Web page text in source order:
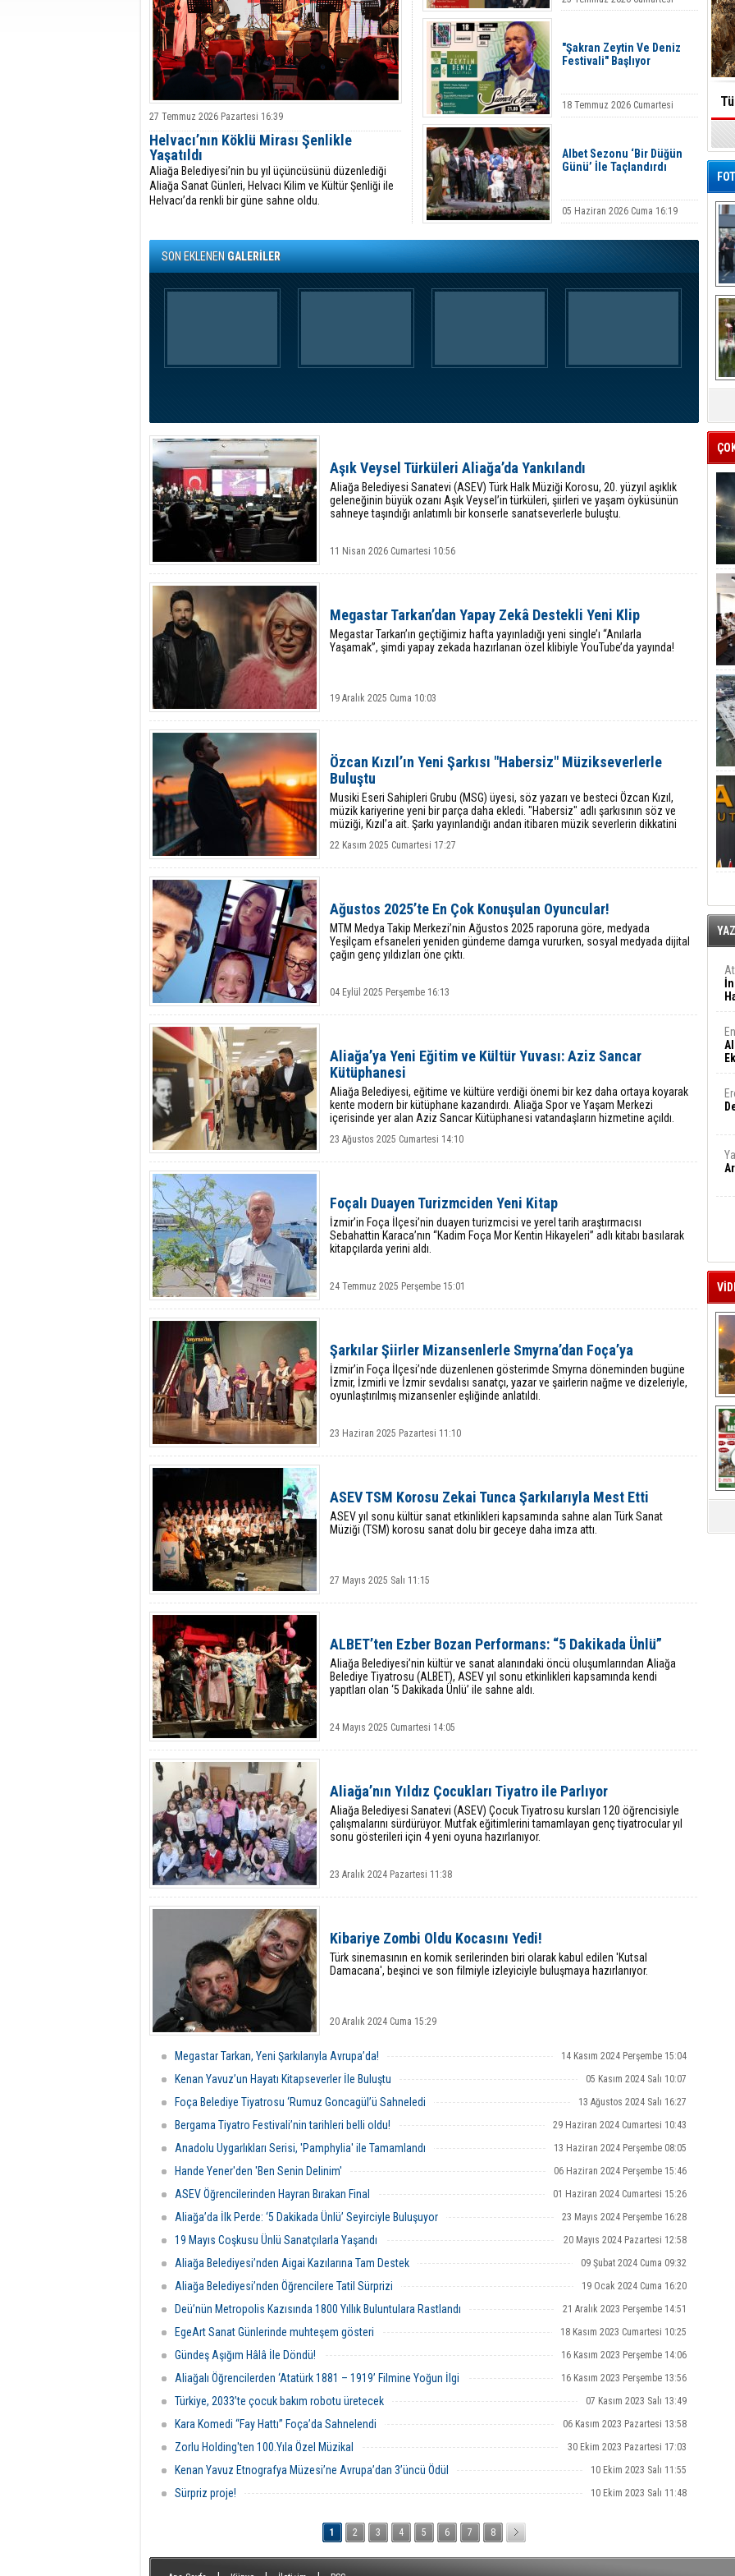
27 Temmuz 2026 Pazartesi 16:39
Helvacı’nın Köklü Mirası Şenlikle
Yaşatıldı
Aliağa Belediyesi’nin bu yıl üçüncüsünü düzenlediği
Aliağa Sanat Günleri, Helvacı Kilim ve Kültür Şenliği ile
Helvacı’da renkli bir güne sahne oldu.
"Şakran Zeytin Ve Deniz
Festivali" Başlıyor
18 Temmuz 2026 Cumartesi
Albet Sezonu ‘Bir Düğün
Günü’ İle Taçlandırdı
05 Haziran 2026 Cuma 16:19
SON EKLENENGALERİLER
Aşık Veysel Türküleri Aliağa’da Yankılandı
Aliağa Belediyesi Sanatevi (ASEV) Türk Halk Müziği Korosu, 20. yüzyıl aşıklık
geleneğinin büyük ozanı Aşık Veysel’in türküleri, şiirleri ve yaşam öyküsünün
sahneye taşındığı anlatımlı bir konserle sanatseverlerle buluştu.
11 Nisan 2026 Cumartesi 10:56
Megastar Tarkan’dan Yapay Zekâ Destekli Yeni Klip
Megastar Tarkan’ın geçtiğimiz hafta yayınladığı yeni single’ı “Anılarla
Yaşamak”, şimdi yapay zekada hazırlanan özel klibiyle YouTube’da yayında!
19 Aralık 2025 Cuma 10:03
Özcan Kızıl’ın Yeni Şarkısı "Habersiz" Müzikseverlerle
Buluştu
Musiki Eseri Sahipleri Grubu (MSG) üyesi, söz yazarı ve besteci Özcan Kızıl,
müzik kariyerine yeni bir parça daha ekledi. "Habersiz" adlı şarkısının söz ve
müziği, Kızıl’a ait. Şarkı yayınlandığı andan itibaren müzik severlerin dikkatini
22 Kasım 2025 Cumartesi 17:27
Ağustos 2025’te En Çok Konuşulan Oyuncular!
MTM Medya Takip Merkezi’nin Ağustos 2025 raporuna göre, medyada
Yeşilçam efsaneleri yeniden gündeme damga vururken, sosyal medyada dijital
çağın genç yıldızları öne çıktı.
04 Eylül 2025 Perşembe 16:13
Aliağa’ya Yeni Eğitim ve Kültür Yuvası: Aziz Sancar
Kütüphanesi
Aliağa Belediyesi, eğitime ve kültüre verdiği önemi bir kez daha ortaya koyarak
kente modern bir kütüphane kazandırdı. Aliağa Spor ve Yaşam Merkezi
içerisinde yer alan Aziz Sancar Kütüphanesi vatandaşların hizmetine açıldı.
23 Ağustos 2025 Cumartesi 14:10
Foçalı Duayen Turizmciden Yeni Kitap
İzmir’in Foça İlçesi’nin duayen turizmcisi ve yerel tarih araştırmacısı
Sebahattin Karaca’nın “Kadim Foça Mor Kentin Hikayeleri” adlı kitabı basılarak
kitapçılarda yerini aldı.
24 Temmuz 2025 Perşembe 15:01
Şarkılar Şiirler Mizansenlerle Smyrna’dan Foça’ya
İzmir’in Foça İlçesi’nde düzenlenen gösterimde Smyrna döneminden bugüne
İzmir, İzmirli ve İzmir sevdalısı sanatçı, yazar ve şairlerin nağme ve dizeleriyle,
oyunlaştırılmış mizansenler eşliğinde anlatıldı.
23 Haziran 2025 Pazartesi 11:10
ASEV TSM Korosu Zekai Tunca Şarkılarıyla Mest Etti
ASEV yıl sonu kültür sanat etkinlikleri kapsamında sahne alan Türk Sanat
Müziği (TSM) korosu sanat dolu bir geceye daha imza attı.
27 Mayıs 2025 Salı 11:15
ALBET’ten Ezber Bozan Performans: “5 Dakikada Ünlü”
Aliağa Belediyesi’nin kültür ve sanat alanındaki öncü oluşumlarından Aliağa
Belediye Tiyatrosu (ALBET), ASEV yıl sonu etkinlikleri kapsamında kendi
yapıtları olan ‘5 Dakikada Ünlü’ ile sahne aldı.
24 Mayıs 2025 Cumartesi 14:05
Aliağa’nın Yıldız Çocukları Tiyatro ile Parlıyor
Aliağa Belediyesi Sanatevi (ASEV) Çocuk Tiyatrosu kursları 120 öğrencisiyle
çalışmalarını sürdürüyor. Mutfak eğitimlerini tamamlayan genç tiyatrocular yıl
sonu gösterileri için 4 yeni oyuna hazırlanıyor.
23 Aralık 2024 Pazartesi 11:38
Kibariye Zombi Oldu Kocasını Yedi!
Türk sinemasının en komik serilerinden biri olarak kabul edilen 'Kutsal
Damacana', beşinci ve son filmiyle izleyiciyle buluşmaya hazırlanıyor.
20 Aralık 2024 Cuma 15:29
Megastar Tarkan, Yeni Şarkılarıyla Avrupa’da! 14 Kasım 2024 Perşembe 15:04
Kenan Yavuz’un Hayatı Kitapseverler İle Buluştu 05 Kasım 2024 Salı 10:07
Foça Belediye Tiyatrosu ‘Rumuz Goncagül’ü Sahneledi 13 Ağustos 2024 Salı 16:27
Bergama Tiyatro Festivali’nin tarihleri belli oldu! 29 Haziran 2024 Cumartesi 10:43
Anadolu Uygarlıkları Serisi, 'Pamphylia' ile Tamamlandı 13 Haziran 2024 Perşembe 08:05
Hande Yener'den 'Ben Senin Delinim' 06 Haziran 2024 Perşembe 15:46
ASEV Öğrencilerinden Hayran Bırakan Final 01 Haziran 2024 Cumartesi 15:26
Aliağa’da İlk Perde: ‘5 Dakikada Ünlü’ Seyirciyle Buluşuyor 23 Mayıs 2024 Perşembe 16:28
19 Mayıs Coşkusu Ünlü Sanatçılarla Yaşandı 20 Mayıs 2024 Pazartesi 12:58
Aliağa Belediyesi’nden Aigai Kazılarına Tam Destek 09 Şubat 2024 Cuma 09:32
Aliağa Belediyesi’nden Öğrencilere Tatil Sürprizi 19 Ocak 2024 Cuma 16:20
Deü’nün Metropolis Kazısında 1800 Yıllık Buluntulara Rastlandı 21 Aralık 2023 Perşembe 14:51
EgeArt Sanat Günlerinde muhteşem gösteri 18 Kasım 2023 Cumartesi 10:25
Gündeş Aşığım Hâlâ İle Döndü! 16 Kasım 2023 Perşembe 14:06
Aliağalı Öğrencilerden ‘Atatürk 1881 – 1919’ Filmine Yoğun İlgi 16 Kasım 2023 Perşembe 13:56
Türkiye, 2033’te çocuk bakım robotu üretecek 07 Kasım 2023 Salı 13:49
Kara Komedi ‘‘Fay Hattı’’ Foça’da Sahnelendi 06 Kasım 2023 Pazartesi 13:58
Zorlu Holding'ten 100.Yıla Özel Müzikal 30 Ekim 2023 Pazartesi 17:03
Kenan Yavuz Etnografya Müzesi’ne Avrupa’dan 3’üncü Ödül 10 Ekim 2023 Salı 11:55
Sürpriz proje! 10 Ekim 2023 Salı 11:48
1 2 3 4 5 6 7 8